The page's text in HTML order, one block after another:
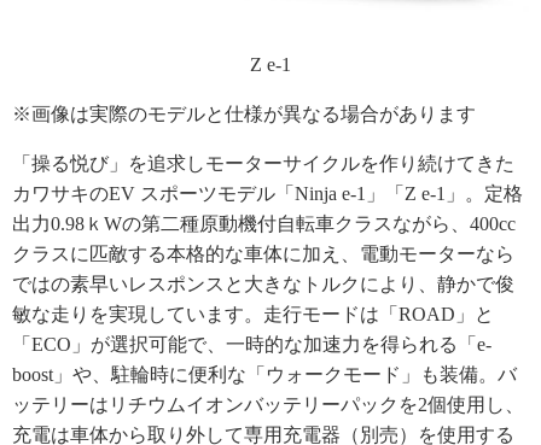
Z e-1
※画像は実際のモデルと仕様が異なる場合があります
「操る悦び」を追求しモーターサイクルを作り続けてきた
カワサキのEV スポーツモデル「Ninja e-1」「Z e-1」。定格
出力0.98ｋWの第二種原動機付自転車クラスながら、400cc
クラスに匹敵する本格的な車体に加え、電動モーターなら
ではの素早いレスポンスと大きなトルクにより、静かで俊
敏な走りを実現しています。走行モードは「ROAD」と
「ECO」が選択可能で、一時的な加速力を得られる「e-
boost」や、駐輪時に便利な「ウォークモード」も装備。バ
ッテリーはリチウムイオンバッテリーパックを2個使用し、
充電は車体から取り外して専用充電器（別売）を使用する